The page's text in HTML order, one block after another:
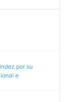
por su
e